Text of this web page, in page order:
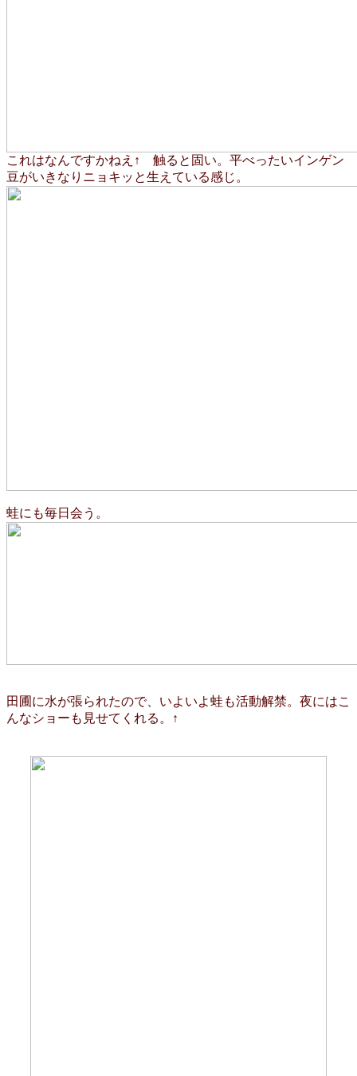
これはなんですかねえ↑ 触ると固い。平べったいインゲン
豆がいきなりニョキッと生えている感じ。
蛙にも毎日会う。
田圃に水が張られたので、いよいよ蛙も活動解禁。夜にはこ
んなショーも見せてくれる。↑